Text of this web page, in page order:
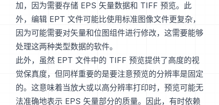
加，因为需要存储 EPS 矢量数据和 TIFF 预览。此
外，编辑 EPT 文件可能比使用标准图像文件更复杂，
因为可能需要对矢量和位图组件进行修改，这需要能够
处理这两种类型数据的软件。
此外，虽然 EPT 文件中的 TIFF 预览提供了高度的视
觉保真度，但同样重要的是要注意预览的分辨率是固定
的。这意味着当放大或以高分辨率打印时，预览可能无
法准确地表示 EPS 矢量部分的质量。因此，有时依赖